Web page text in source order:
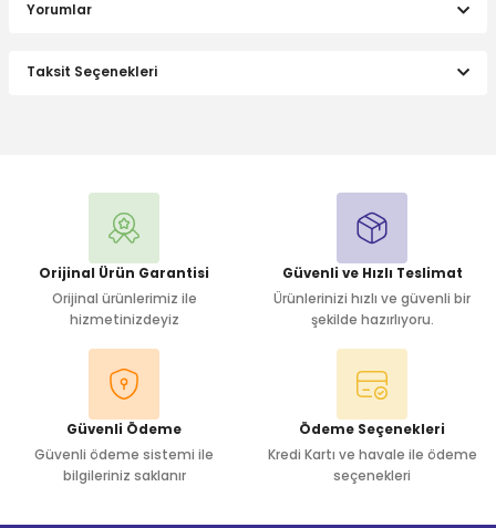
Yorumlar
Taksit Seçenekleri
Orijinal Ürün Garantisi
Orijinal ürünlerimiz ile
hizmetinizdeyiz
Güvenli ve Hızlı Teslimat
Ürünlerinizi hızlı ve güvenli bir
şekilde hazırlıyoru.
Güvenli Ödeme
Güvenli ödeme sistemi ile
bilgileriniz saklanır
Ödeme Seçenekleri
Kredi Kartı ve havale ile ödeme
seçenekleri